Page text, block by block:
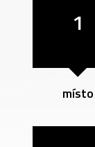
1
místo